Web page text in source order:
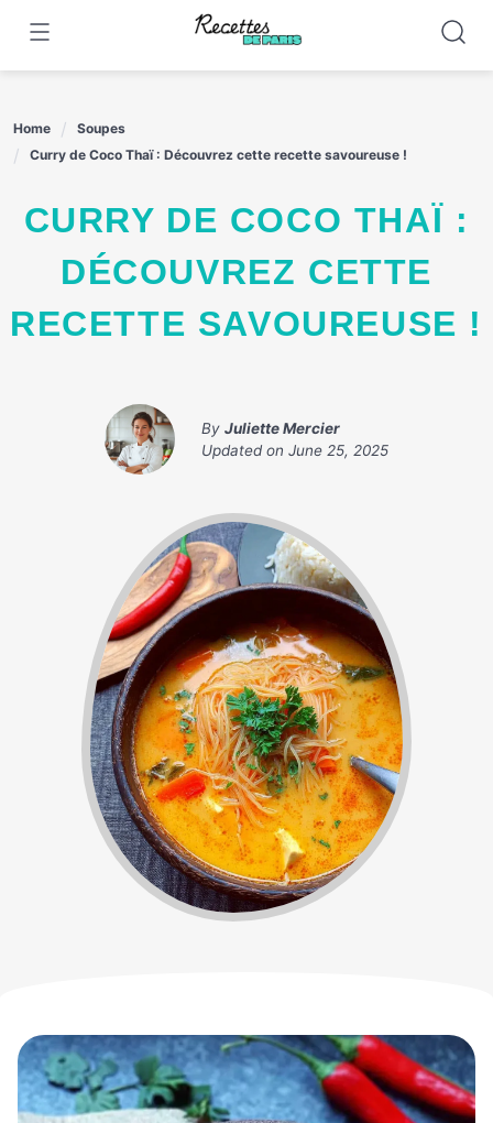
content
Home
Soupes
Curry de Coco Thaï : Découvrez cette recette savoureuse !
CURRY DE COCO THAÏ :
DÉCOUVREZ CETTE
RECETTE SAVOUREUSE !
By Juliette Mercier
Updated on June 25, 2025